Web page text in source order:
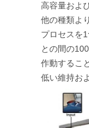
高容量およ
他の種類よ
プロセスを
との間の
作動するこ
低い維持お